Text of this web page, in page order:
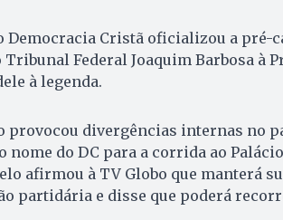
Democracia Cristã oficializou a pré-
Tribunal Federal Joaquim Barbosa à
à legenda.
provocou divergências internas no
nome do DC para a corrida ao
afirmou à TV Globo que manterá
partidária e disse que poderá